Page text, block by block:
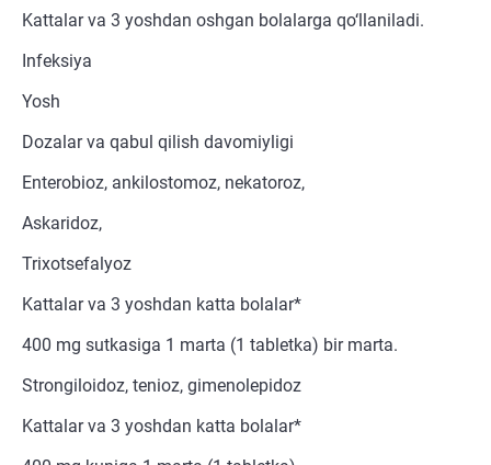
Kattalar va 3 yoshdan oshgan bolalarga qo‘llaniladi.
Infeksiya
Yosh
Dozalar va qabul qilish davomiyligi
Enterobioz, ankilostomoz, nekatoroz,
Askaridoz,
Trixotsefalyoz
Kattalar va 3 yoshdan katta bolalar*
400 mg sutkasiga 1 marta (1 tabletka) bir marta.
Strongiloidoz, tenioz, gimenolepidoz
Kattalar va 3 yoshdan katta bolalar*